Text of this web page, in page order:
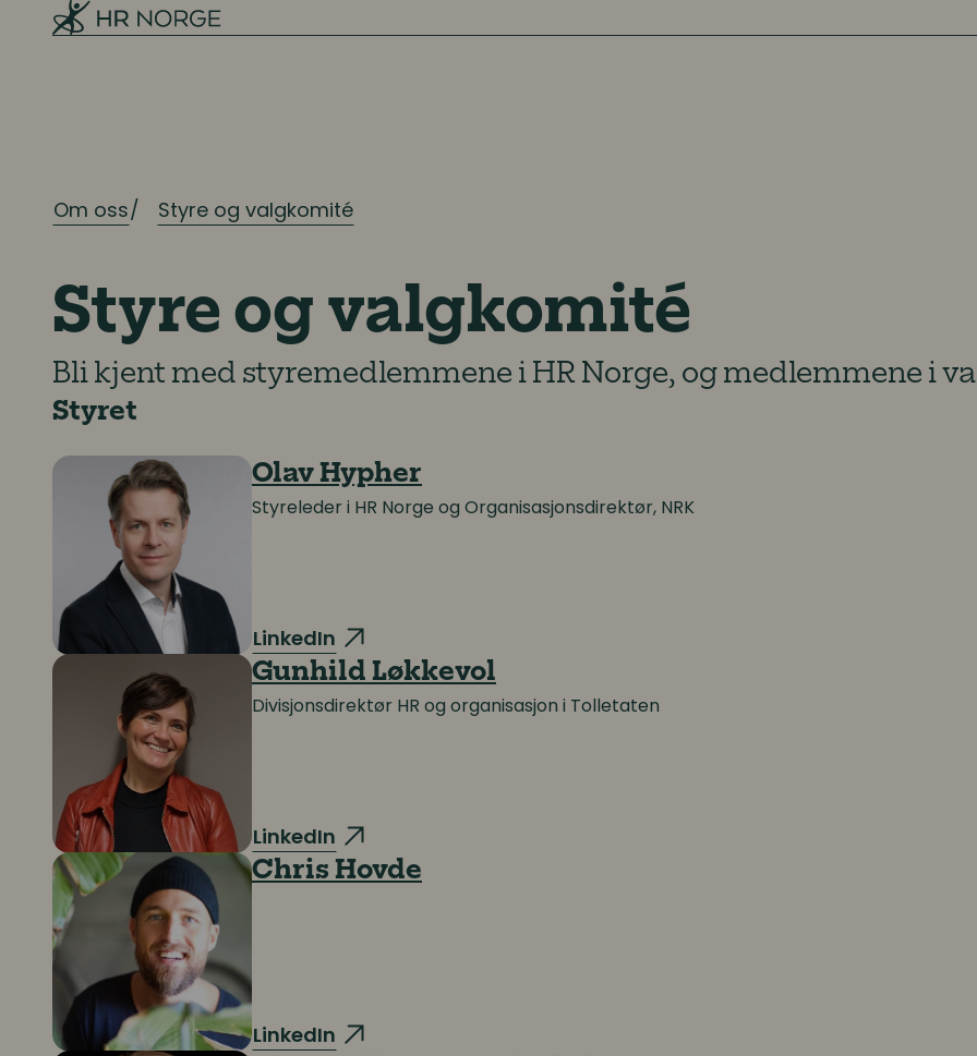
Om oss Styre og valgkomité
Styre og valgkomité
Bli kjent med styremedlemmene i HR Norge, og medlemmene i
Styret
Olav Hypher
Styreleder i HR Norge og Organisasjonsdirektør, NRK
LinkedIn
Gunhild Løkkevol
Divisjonsdirektør HR og organisasjon i Tolletaten
LinkedIn
Chris Hovde
LinkedIn